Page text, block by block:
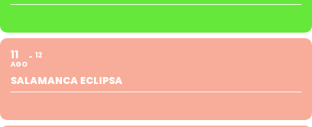
11
AGO
12
SALAMANCA ECLIPSA